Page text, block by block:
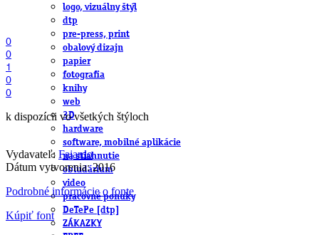
logo, vizuálny štýl
dtp
pre-press, print
obalový dizajn
papier
fotografia
knihy
web
3D
hardware
software, mobilné aplikácie
na stiahnutie
obludárium
video
pracovné ponuky
DeTePe [dtp]
ZÁKAZKY
0
0
1
0
0
k dispozícii vo všetkých štýloch
Vydavateľ: Fajardo
Dátum vytvorenia: 2016
Podrobné informácie o fonte
Kúpiť font